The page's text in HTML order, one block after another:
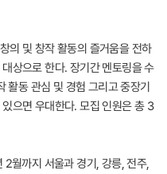
의 및 창작 활동의 즐거움을 전하
상으로 한다. 장기간 멘토링을 수
활동 관심 및 경험 그리고 중장기
으면 우대한다. 모집 인원은 총 3
월까지 서울과 경기, 강릉, 전주,